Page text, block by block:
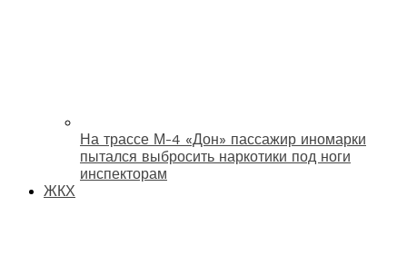
На трассе М-4 «Дон» пассажир иномарки
пытался выбросить наркотики под ноги
инспекторам
ЖКХ